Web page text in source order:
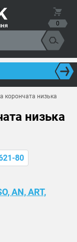
0
корончата низька
низька
AN, ART,
80